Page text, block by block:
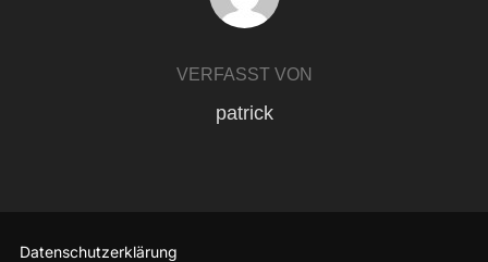
VERFASST VON
patrick
Datenschutzerklärung